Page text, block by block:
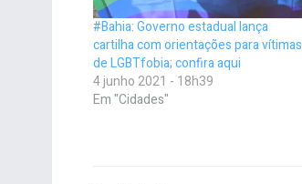
#Bahia: Governo estadual lança
cartilha com orientações para vítimas
de LGBTfobia; confira aqui
4 junho 2021 - 18h39
Em "Cidades"